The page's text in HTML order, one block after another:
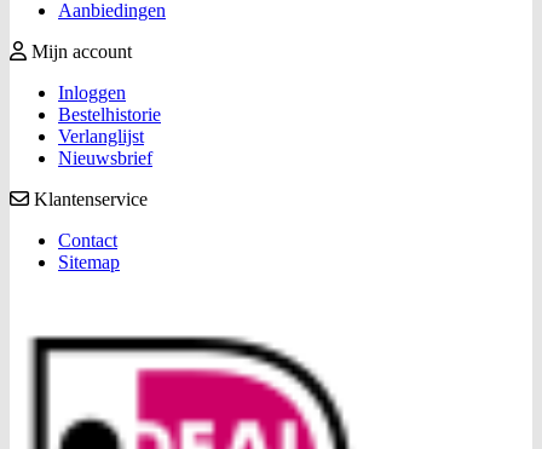
Aanbiedingen
Mijn account
Inloggen
Bestelhistorie
Verlanglijst
Nieuwsbrief
Klantenservice
Contact
Sitemap